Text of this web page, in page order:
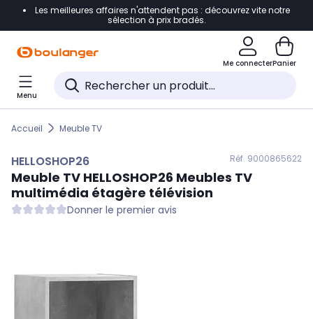
Accéder directement à la navigation
Accéder directement au pied de page
Accéder directement au chatbot
Les meilleures affaires n'attendent pas : découvrez vite notre
sélection à prix bradés.
Me connecterPanier
Menu
Accueil Meuble TV
HELLOSHOP26 Réf. 9000865622
Meuble TV HELLOSHOP26 Meubles TV
multimédia étagère télévision
Donner le premier avis